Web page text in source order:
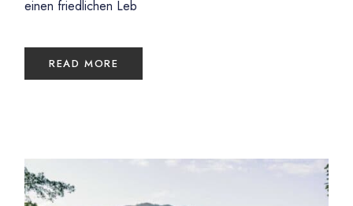
einen friedlichen Leb
READ MORE